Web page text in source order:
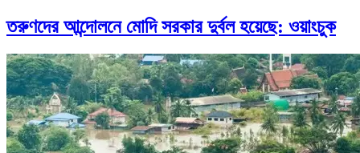
তরুণদের আন্দোলনে মোদি সরকার দুর্বল হয়েছে: ওয়াংচুক